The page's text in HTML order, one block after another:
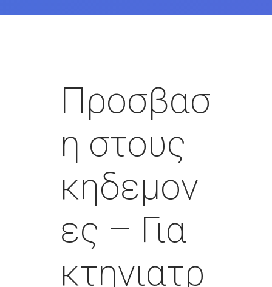
Προσβασ
η στους
κηδεμον
ες – Για
κτηνιατρ